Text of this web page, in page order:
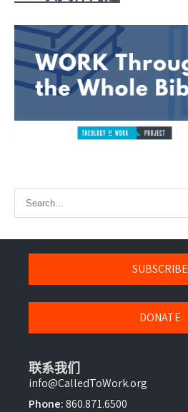
SUBSCRIBE
DONATE
联系我们
info@CalledToWork.org
Phone:860.871.6500